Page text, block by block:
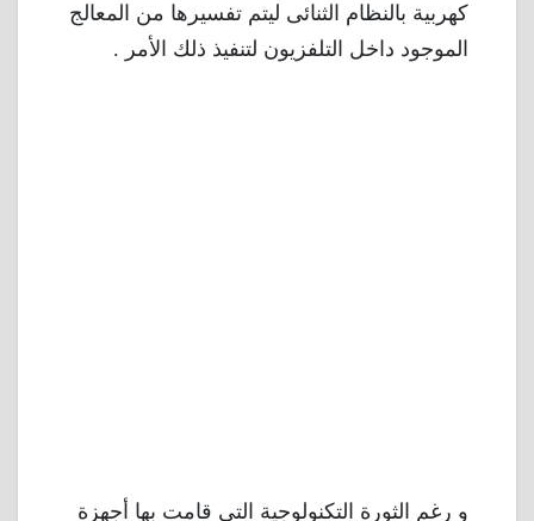
كهربية بالنظام الثنائى ليتم تفسيرها من المعالج
الموجود داخل التلفزيون لتنفيذ ذلك الأمر .
و رغم الثورة التكنولوجية التي قامت بها أجهزة